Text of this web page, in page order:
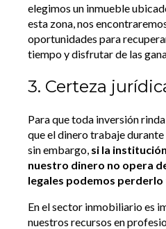
elegimos un inmueble
esta zona, nos
oportunidades para
tiempo y disfrutar de las
3. Certeza
Para que toda inversión
que el dinero trabaje
sin embargo, si la
nuestro dinero no opera
legales podemos
En el sector inmobiliario es
nuestros recursos en